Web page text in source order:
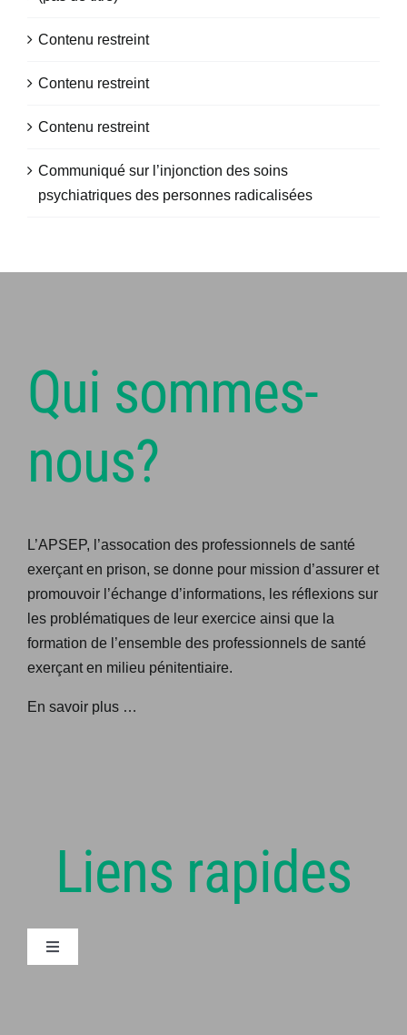
Contenu restreint
Contenu restreint
Contenu restreint
Communiqué sur l’injonction des soins
psychiatriques des personnes radicalisées
Qui sommes-
nous?
L’APSEP, l’assocation des professionnels de santé
exerçant en prison, se donne pour mission d’assurer et
promouvoir l’échange d’informations, les réflexions sur
les problématiques de leur exercice ainsi que la
formation de l’ensemble des professionnels de santé
exerçant en milieu pénitentiaire.
En savoir plus …
Liens rapides
Navigation
à